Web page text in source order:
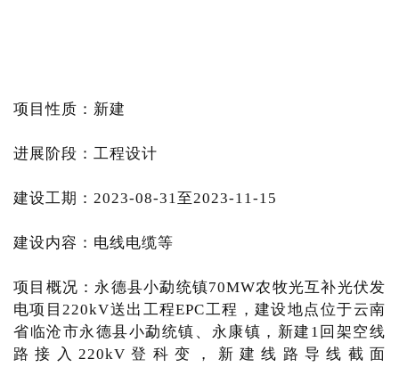
项目性质：新建
进展阶段：工程设计
建设工期：2023-08-31至2023-11-15
建设内容：电线电缆等
项目概况：永德县小勐统镇70MW农牧光互补光伏发
电项目220kV送出工程EPC工程，建设地点位于云南
省临沧市永德县小勐统镇、永康镇，新建1回架空线
路接入220kV登科变，新建线路导线截面